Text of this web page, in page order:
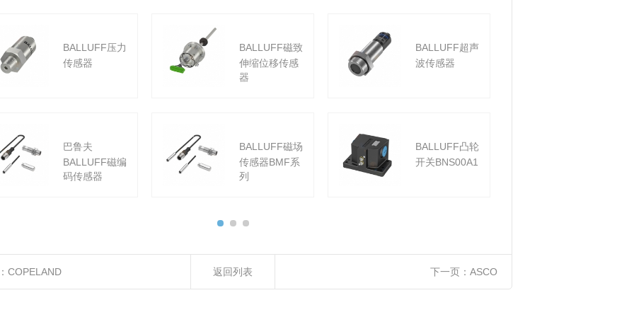
BALLUFF压力
传感器
BALLUFF磁致
伸缩位移传感
器
BALLUFF超声
波传感器
巴鲁夫
BALLUFF磁编
码传感器
BALLUFF磁场
传感器BMF系
列
BALLUFF凸轮
开关BNS00A1
COPELAND 返回列表 下一页： ASCO